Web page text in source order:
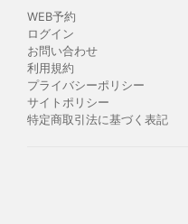
WEB予約
ログイン
お問い合わせ
利用規約
プライバシーポリシー
サイトポリシー
特定商取引法に基づく表記